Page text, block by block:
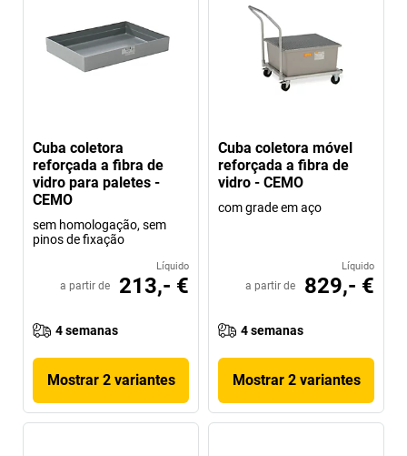
Cuba coletora
reforçada a fibra de
vidro para paletes -
CEMO
sem homologação, sem
pinos de fixação
Líquido
a partir de 213,- €
4 semanas
Mostrar 2 variantes
Cuba coletora móvel
reforçada a fibra de
vidro - CEMO
com grade em aço
Líquido
a partir de 829,- €
4 semanas
Mostrar 2 variantes